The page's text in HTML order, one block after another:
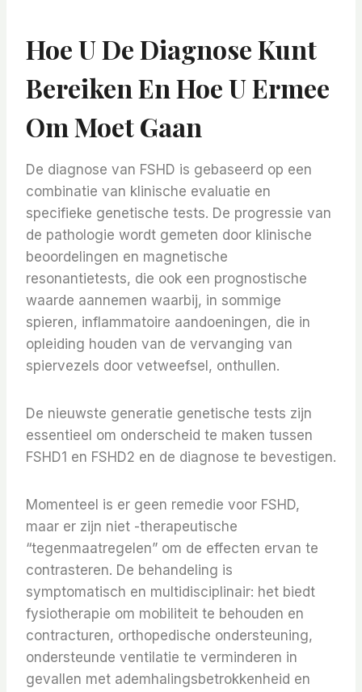
Hoe U De Diagnose Kunt
Bereiken En Hoe U Ermee
Om Moet Gaan
De diagnose van FSHD is gebaseerd op een
combinatie van klinische evaluatie en
specifieke genetische tests. De progressie van
de pathologie wordt gemeten door klinische
beoordelingen en magnetische
resonantietests, die ook een prognostische
waarde aannemen waarbij, in sommige
spieren, inflammatoire aandoeningen, die in
opleiding houden van de vervanging van
spiervezels door vetweefsel, onthullen.
De nieuwste generatie genetische tests zijn
essentieel om onderscheid te maken tussen
FSHD1 en FSHD2 en de diagnose te bevestigen.
Momenteel is er geen remedie voor FSHD,
maar er zijn niet -therapeutische
“tegenmaatregelen” om de effecten ervan te
contrasteren. De behandeling is
symptomatisch en multidisciplinair: het biedt
fysiotherapie om mobiliteit te behouden en
contracturen, orthopedische ondersteuning,
ondersteunde ventilatie te verminderen in
gevallen met ademhalingsbetrokkenheid en